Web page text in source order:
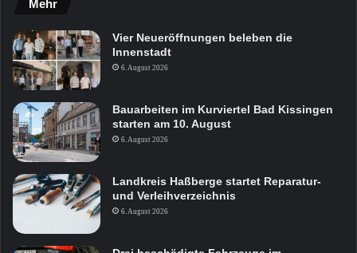
Mehr
Vier Neueröffnungen beleben die
Innenstadt
6. August 2026
Bauarbeiten im Kurviertel Bad Kissingen
starten am 10. August
6. August 2026
Landkreis Haßberge startet Reparatur-
und Verleihverzeichnis
6. August 2026